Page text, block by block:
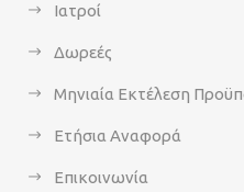
Ιατροί
Δωρεές
Μηνιαία Εκτέλεση
Ετήσια Αναφορά
Επικοινωνία